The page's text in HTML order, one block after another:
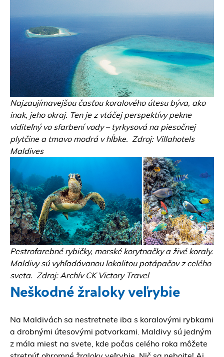
Najzaujímavejšou časťou koralového útesu býva, ako
inak, jeho okraj. Ten je z vtáčej perspektívy pekne
viditeľný vo sfarbení vody – tyrkysová na piesočnej
plytčine a tmavo modrá v hĺbke. Zdroj: Villahotels
Maldives
Pestrofarebné rybičky, morské korytnačky a živé koraly.
Maldivy sú vyhľadávanou lokalitou potápačov z celého
sveta. Zdroj: Archív CK Victory Travel
Neškodné žraloky veľrybie
Na Maldivách sa nestretnete iba s koralovými rybkami
a drobnými útesovými potvorkami. Maldivy sú jedným
z mála miest na svete, kde počas celého roka môžete